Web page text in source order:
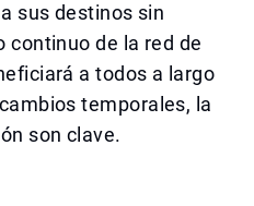
sus destinos sin
continuo de la red de
a todos a largo
temporales, la
son clave.